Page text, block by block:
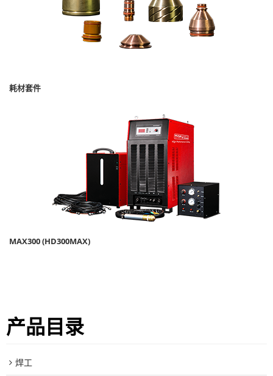
耗材套件
MAX300 (HD300MAX)
产品目录
焊工